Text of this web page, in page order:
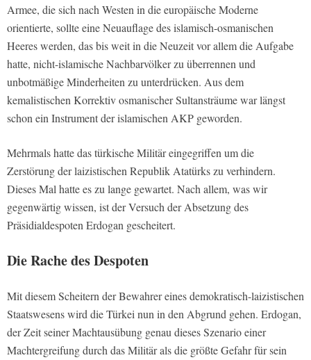
Armee, die sich nach Westen in die europäische Moderne
orientierte, sollte eine Neuauflage des islamisch-osmanischen
Heeres werden, das bis weit in die Neuzeit vor allem die Aufgabe
hatte, nicht-islamische Nachbarvölker zu überrennen und
unbotmäßige Minderheiten zu unterdrücken. Aus dem
kemalistischen Korrektiv osmanischer Sultansträume war längst
schon ein Instrument der islamischen AKP geworden.
Mehrmals hatte das türkische Militär eingegriffen um die
Zerstörung der laizistischen Republik Atatürks zu verhindern.
Dieses Mal hatte es zu lange gewartet. Nach allem, was wir
gegenwärtig wissen, ist der Versuch der Absetzung des
Präsidialdespoten Erdogan gescheitert.
Die Rache des Despoten
Mit diesem Scheitern der Bewahrer eines demokratisch-laizistischen
Staatswesens wird die Türkei nun in den Abgrund gehen. Erdogan,
der Zeit seiner Machtausübung genau dieses Szenario einer
Machtergreifung durch das Militär als die größte Gefahr für sein